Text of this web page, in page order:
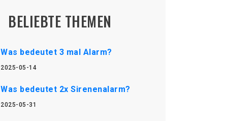
BELIEBTE THEMEN
Was bedeutet 3 mal Alarm?
2025-05-14
Was bedeutet 2x Sirenenalarm?
2025-05-31